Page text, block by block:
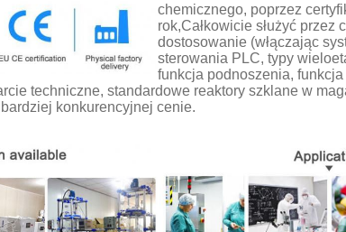
chemicznego, poprzez
rok,Całkowicie służyć przez
dostosowanie (włączając
sterowania PLC, typy
funkcja podnoszenia,
techniczne, standardowe reaktory szklane w
konkurencyjnej cenie.